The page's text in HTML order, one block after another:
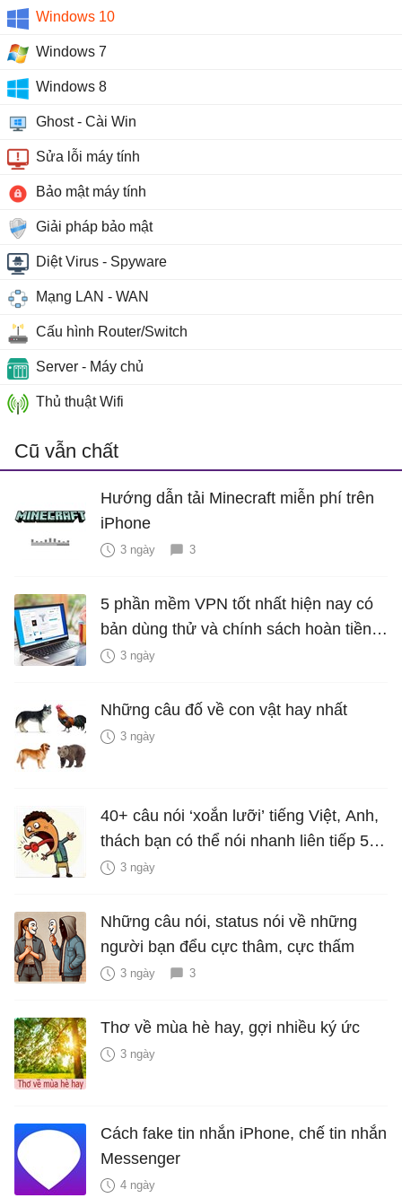
Windows 10
Windows 7
Windows 8
Ghost - Cài Win
Sửa lỗi máy tính
Bảo mật máy tính
Giải pháp bảo mật
Diệt Virus - Spyware
Mạng LAN - WAN
Cấu hình Router/Switch
Server - Máy chủ
Thủ thuật Wifi
Cũ vẫn chất
Hướng dẫn tải Minecraft miễn phí trên
iPhone
3 ngày 3
5 phần mềm VPN tốt nhất hiện nay có
bản dùng thử và chính sách hoàn tiền
miễn phí
3 ngày
Những câu đố về con vật hay nhất
3 ngày
40+ câu nói ‘xoắn lưỡi’ tiếng Việt, Anh,
thách bạn có thể nói nhanh liên tiếp 5
lần mà vẫn trôi chảy
3 ngày
Những câu nói, status nói về những
người bạn đểu cực thâm, cực thấm
3 ngày 3
Thơ về mùa hè hay, gợi nhiều ký ức
3 ngày
Cách fake tin nhắn iPhone, chế tin nhắn
Messenger
4 ngày